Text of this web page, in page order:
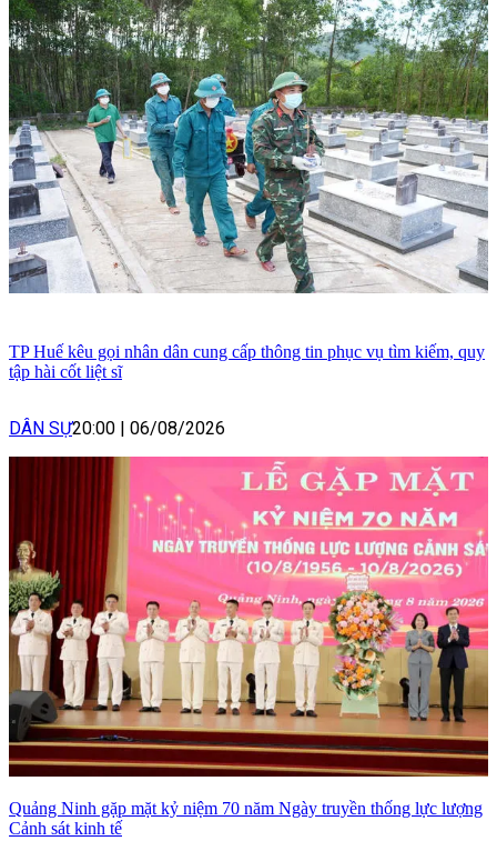
TP Huế kêu gọi nhân dân cung cấp thông tin phục vụ tìm kiếm, quy
tập hài cốt liệt sĩ
DÂN SỰ20:00 06/08/2026
Quảng Ninh gặp mặt kỷ niệm 70 năm Ngày truyền thống lực lượng
Cảnh sát kinh tế